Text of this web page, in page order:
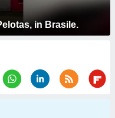
in Brasile.